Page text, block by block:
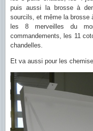
puis aussi la brosse à
sourcils, et même la brosse
les 8 merveilles du
commandements, les 11
chandelles.
Et va aussi pour les